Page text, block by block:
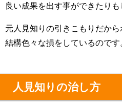
良い成果を出す事ができたりも
元人見知りの引きこもりだか
結構色々な損をしているのです
人見知りの治し方